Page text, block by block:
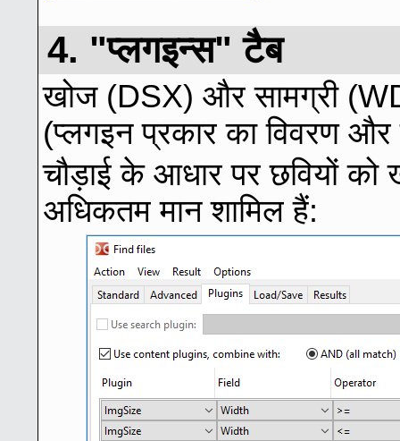
4. "प्लगइन्स" टैब
खोज (DSX) और सामग्री
(प्लगइन प्रकार का विवरण और
चौड़ाई के आधार पर छवियों
अधिकतम मान शामिल हैं: